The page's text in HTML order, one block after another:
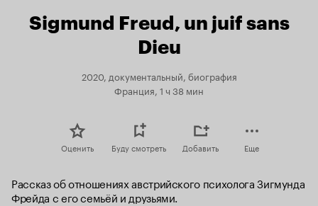
Sigmund Freud, un juif sans
Dieu
2020, документальный, биография
Франция, 1 ч 38 мин
Оценить Буду смотреть Добавить Еще
Рассказ об отношениях австрийского психолога Зигмунда
Фрейда с его семьёй и друзьями.